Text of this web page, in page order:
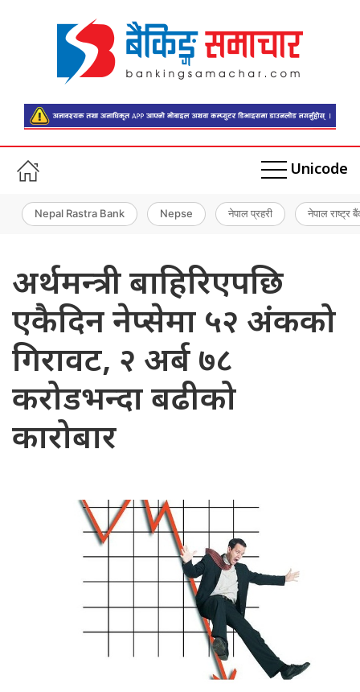
Unicode
Nepal Rastra Bank Nepse नेपाल प्रहरी नेपाल राष्ट्र
अर्थमन्त्री बाहिरिएपछि
एकैदिन नेप्सेमा ५२ अंकको
गिरावट, २ अर्ब ७८
करोडभन्दा बढीको
कारोबार